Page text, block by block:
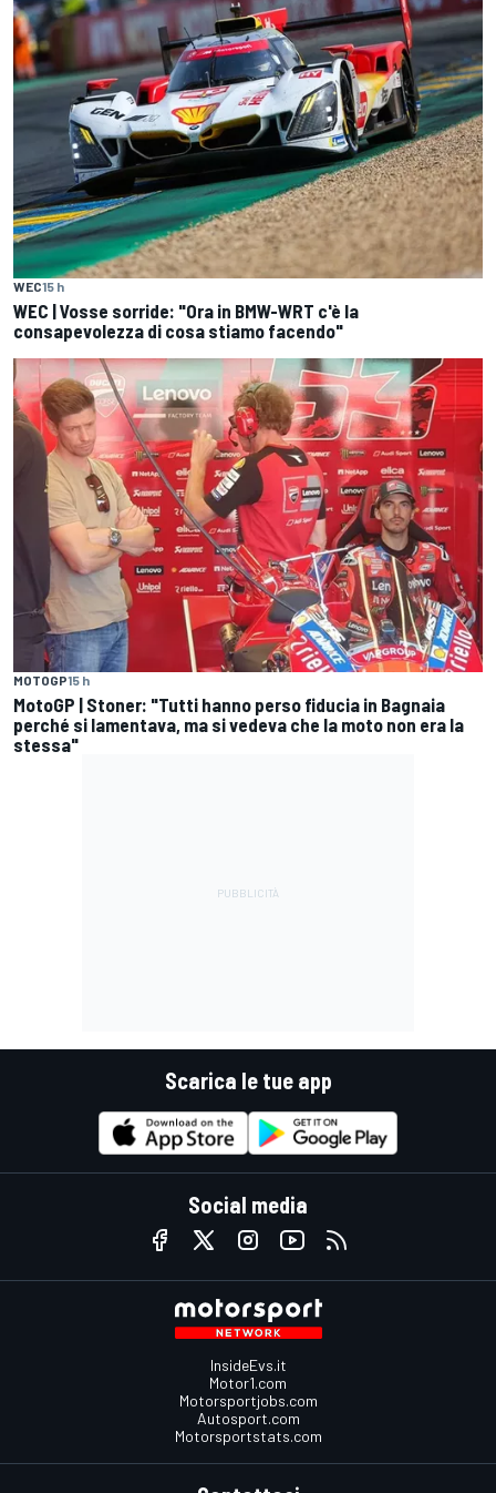
WEC15 h
WEC | Vosse sorride: "Ora in BMW-WRT c'è la
consapevolezza di cosa stiamo facendo"
MOTOGP15 h
MotoGP | Stoner: "Tutti hanno perso fiducia in Bagnaia
perché si lamentava, ma si vedeva che la moto non era la
stessa"
Scarica le tue app
Social media
InsideEvs.it
Motor1.com
Motorsportjobs.com
Autosport.com
Motorsportstats.com